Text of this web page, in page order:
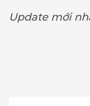
Update mới